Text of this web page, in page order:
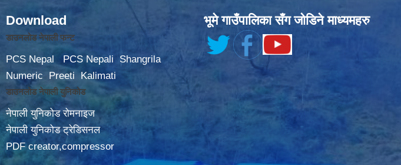
Download
डाउनलोड नेपाली फन्ट
PCS Nepal PCS Nepali
Shangrila
Numeric
Preeti Kalimati
डाउनलोड नेपाली युनिकोड
नेपाली युनिकोड रोमनाइज
नेपाली युनिकोड ट्रेडिसनल
PDF creator,compressor
भूमे गाउँपालिका सँग जोडिने माध्यमहरु